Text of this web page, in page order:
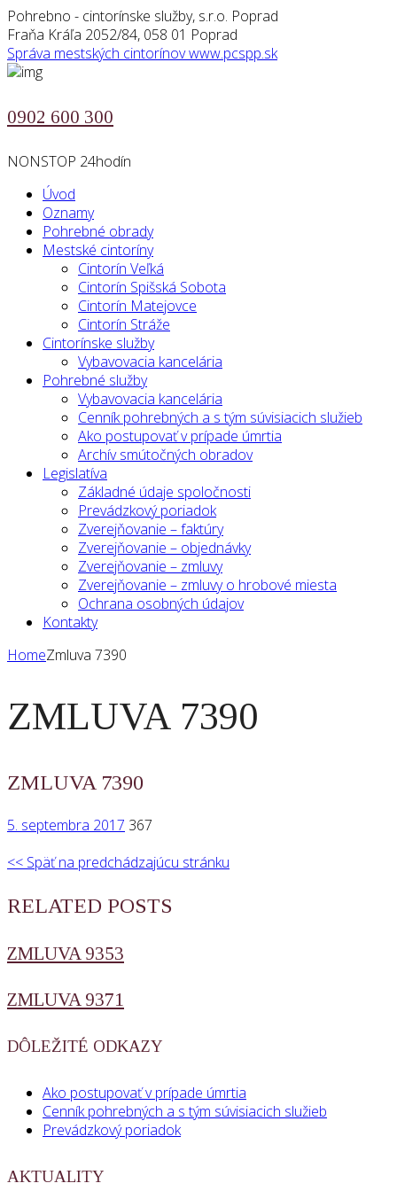
Pohrebno - cintorínske služby, s.r.o. Poprad
Fraňa Kráľa 2052/84, 058 01 Poprad
Správa mestských cintorínovwww.pcspp.sk
0902 600 300
NONSTOP 24hodín
Úvod
Oznamy
Pohrebné obrady
Mestské cintoríny
Cintorín Veľká
Cintorín Spišská Sobota
Cintorín Matejovce
Cintorín Stráže
Cintorínske služby
Vybavovacia kancelária
Pohrebné služby
Vybavovacia kancelária
Cenník pohrebných a s tým súvisiacich služieb
Ako postupovať v prípade úmrtia
Archív smútočných obradov
Legislatíva
Základné údaje spoločnosti
Prevádzkový poriadok
Zverejňovanie – faktúry
Zverejňovanie – objednávky
Zverejňovanie – zmluvy
Zverejňovanie – zmluvy o hrobové miesta
Ochrana osobných údajov
Kontakty
HomeZmluva 7390
ZMLUVA 7390
ZMLUVA 7390
5. septembra 2017 367
<< Späť na predchádzajúcu stránku
RELATED POSTS
ZMLUVA 9353
ZMLUVA 9371
DÔLEŽITÉ ODKAZY
Ako postupovať v prípade úmrtia
Cenník pohrebných a s tým súvisiacich služieb
Prevádzkový poriadok
AKTUALITY